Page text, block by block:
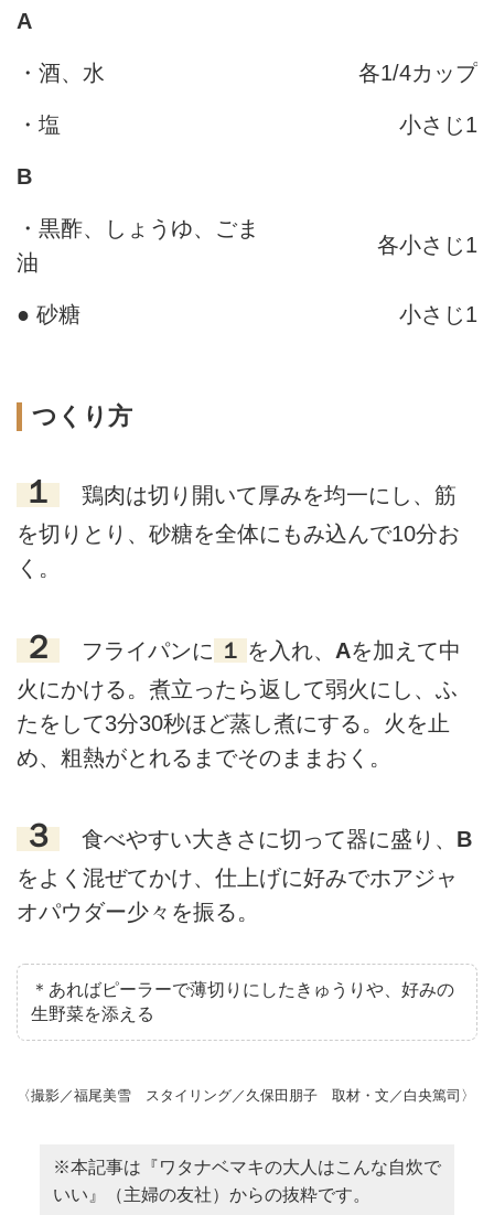
A
・酒、水 各1/4カップ
・塩 小さじ1
B
・黒酢、しょうゆ、ごま
油
各小さじ1
● 砂糖 小さじ1
つくり方
１
鶏肉は切り開いて厚みを均一にし、筋
を切りとり、砂糖を全体にもみ込んで10分お
く。
２ フライパンに １ を入れ、 Aを加えて中
火にかける。煮立ったら返して弱火にし、ふ
たをして3分30秒ほど蒸し煮にする。火を止
め、粗熱がとれるまでそのままおく。
３ 食べやすい大きさに切って器に盛り、 B
をよく混ぜてかけ、仕上げに好みでホアジャ
オパウダー少々を振る。
＊あればピーラーで薄切りにしたきゅうりや、好みの
生野菜を添える
〈撮影／福尾美雪 スタイリング／久保田朋子 取材・文／白央篤司〉
※本記事は『ワタナベマキの大人はこんな自炊で
いい』（主婦の友社）からの抜粋です。